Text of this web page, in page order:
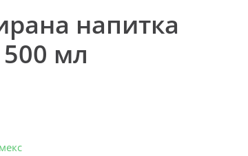
напитка
мл